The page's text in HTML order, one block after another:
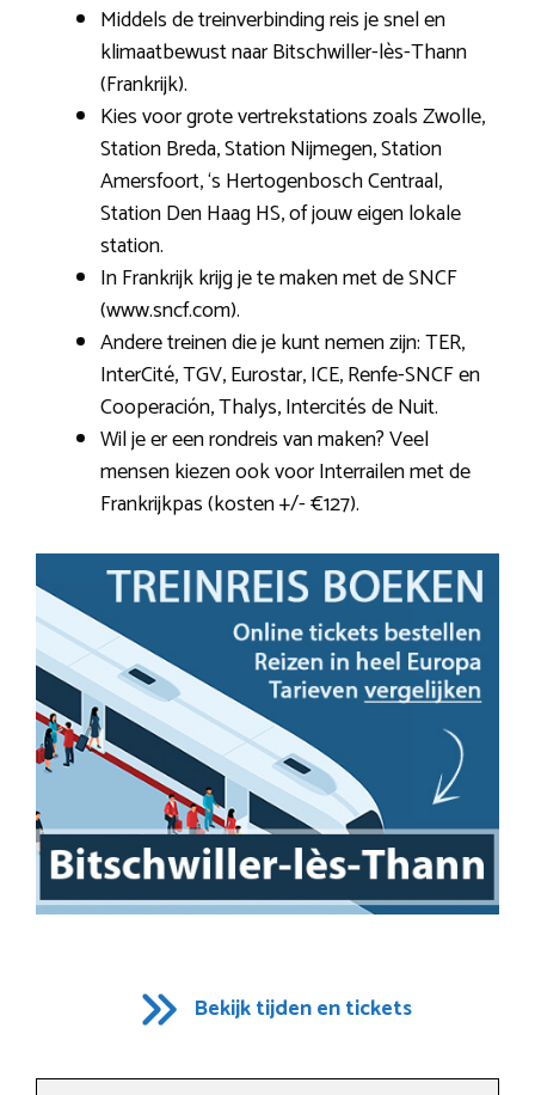
Middels de treinverbinding reis je snel en
klimaatbewust naar Bitschwiller-lès-Thann
(Frankrijk).
Kies voor grote vertrekstations zoals Zwolle,
Station Breda, Station Nijmegen, Station
Amersfoort, ‘s Hertogenbosch Centraal,
Station Den Haag HS, of jouw eigen lokale
station.
In Frankrijk krijg je te maken met de SNCF
(www.sncf.com).
Andere treinen die je kunt nemen zijn: TER,
InterCité, TGV, Eurostar, ICE, Renfe-SNCF en
Cooperación, Thalys, Intercités de Nuit.
Wil je er een rondreis van maken? Veel
mensen kiezen ook voor Interrailen met de
Frankrijkpas (kosten +/- €127).
Bekijk tijden en tickets